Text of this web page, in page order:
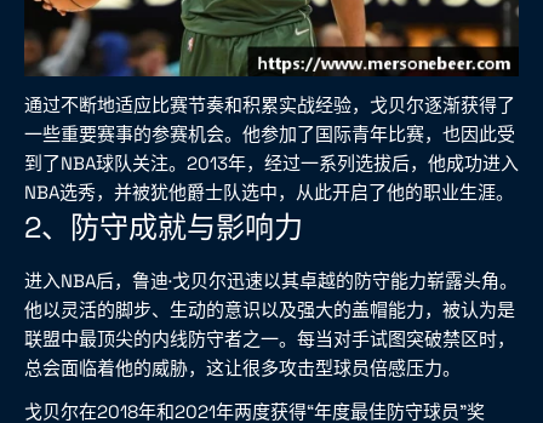
通过不断地适应比赛节奏和积累实战经验，戈贝尔逐渐获得了
一些重要赛事的参赛机会。他参加了国际青年比赛，也因此受
到了NBA球队关注。2013年，经过一系列选拔后，他成功进入
NBA选秀，并被犹他爵士队选中，从此开启了他的职业生涯。
2、防守成就与影响力
进入NBA后，鲁迪·戈贝尔迅速以其卓越的防守能力崭露头角。
他以灵活的脚步、生动的意识以及强大的盖帽能力，被认为是
联盟中最顶尖的内线防守者之一。每当对手试图突破禁区时，
总会面临着他的威胁，这让很多攻击型球员倍感压力。
戈贝尔在2018年和2021年两度获得“年度最佳防守球员”奖